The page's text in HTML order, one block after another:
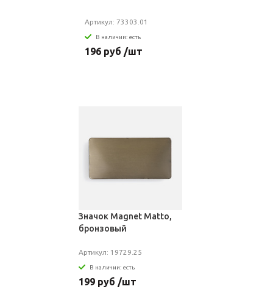
Артикул: 73303.01
В наличии: есть
196 руб /шт
Значок Magnet Matto,
бронзовый
Артикул: 19729.25
В наличии: есть
199 руб /шт